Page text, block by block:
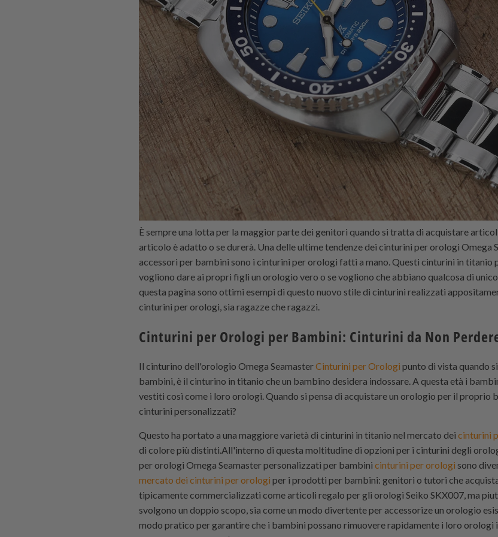
È sempre una lotta per la maggior parte dei genitori quando si tratta di acquistare
articolo è adatto o se durerà. Una delle ultime tendenze dei cinturini per orologi Omega
accessori per bambini sono i cinturini per orologi fatti a mano. Questi cinturini in titanio
vogliono dare ai propri figli un orologio vero o se vogliono che abbiano qualcosa di
questa pagina sono ottimi esempi di questo nuovo stile di cinturini realizzati
cinturini per orologi, sia ragazze che ragazzi.
Cinturini per Orologi per Bambini: Cinturini da Non
Il cinturino dell'orologio Omega SeamasterCinturini per Orologi punto di vista quando
bambini, è il cinturino in titanio che un bambino desidera indossare. A questa età i
vestiti così come i loro orologi. Quando si pensa di acquistare un orologio per il proprio
cinturini personalizzati?
Questo ha portato a una maggiore varietà di cinturini in titanio nel mercato dei cinturini
di colore più distinti.All'interno di questa moltitudine di opzioni per i cinturini degli
per orologi Omega Seamaster personalizzati per bambini cinturini per orologi sono
mercato dei cinturini per orologi per i prodotti per bambini: genitori o tutori che
tipicamente commercializzati come articoli regalo per gli orologi Seiko SKX007, ma
svolgono un doppio scopo, sia come un modo divertente per accessorize un orologio
modo pratico per garantire che i bambini possano rimuovere rapidamente i loro orologi